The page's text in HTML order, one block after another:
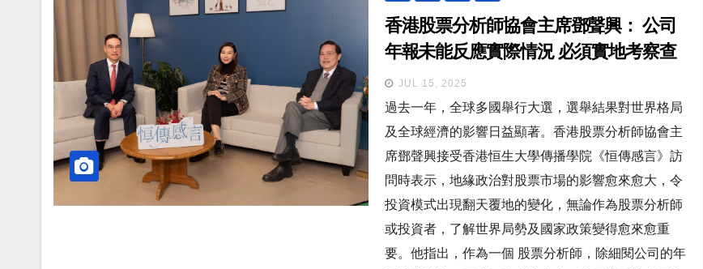
香港股票分析師協會主席鄧聲興： 公司
年報未能反應實際情況 必須實地考察查
證真偽
JUL 15, 2025
過去一年，全球多國舉行大選，選舉結果對世界格局
及全球經濟的影響日益顯著。香港股票分析師協會主
席鄧聲興接受香港恒生大學傳播學院《恒傳感言》訪
問時表示，地緣政治對股票市場的影響愈來愈大，令
投資模式出現翻天覆地的變化，無論作為股票分析師
或投資者，了解世界局勢及國家政策變得愈來愈重
要。他指出，作為一個 股票分析師，除細閱公司的年